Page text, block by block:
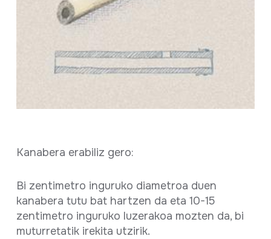
Kanabera erabiliz gero:
Bi zentimetro inguruko diametroa duen
kanabera tutu bat hartzen da eta 10-15
zentimetro inguruko luzerakoa mozten da, bi
muturretatik irekita utzirik.